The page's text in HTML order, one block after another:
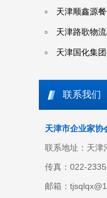
天津顺鑫源
天津路歌物
天津国化集
联系我们
天津市企业家协
联系地址：天津
传真：022-
邮箱：